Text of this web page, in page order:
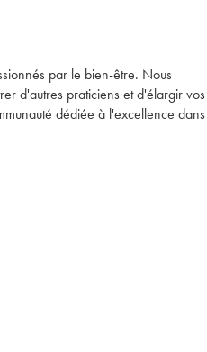
par le bien-être. Nous
d'autres praticiens et d'élargir vos
dédiée à l'excellence dans